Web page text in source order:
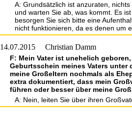
A: Grundsätzlich ist anzuraten,
und warten Sie ab, was kommt. Es
besorgen Sie sich bitte eine
nicht funktionieren, da es denen um
14.07.2015 Christian Damm
F: Mein Vater ist unehelich
Geburtsschein meines Vaters
meine Großeltern nochmals als
extra dokumentiert, dass mein
führen oder besser über meine
A: Nein, leiten Sie über ihren